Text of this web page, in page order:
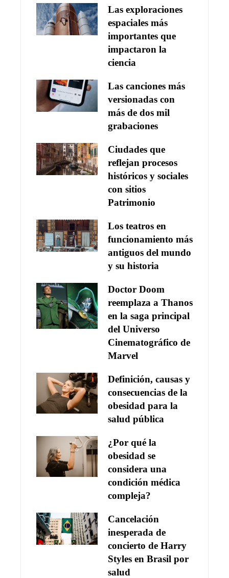
Las exploraciones
espaciales más
importantes que
impactaron la
ciencia
Las canciones más
versionadas con
más de dos mil
grabaciones
Ciudades que
reflejan procesos
históricos y sociales
con sitios
Patrimonio
Los teatros en
funcionamiento más
antiguos del mundo
y su historia
Doctor Doom
reemplaza a Thanos
en la saga principal
del Universo
Cinematográfico de
Marvel
Definición, causas y
consecuencias de la
obesidad para la
salud pública
¿Por qué la
obesidad se
considera una
condición médica
compleja?
Cancelación
inesperada de
concierto de Harry
Styles en Brasil por
salud